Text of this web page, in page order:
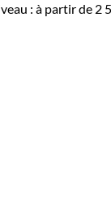
: à partir de 2